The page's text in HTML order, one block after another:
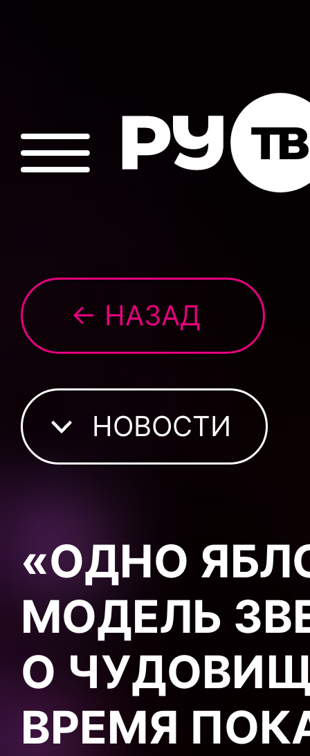
← НАЗАД
НОВОСТИ
«ОДНО
МОДЕЛЬ
О
ВРЕМЯ